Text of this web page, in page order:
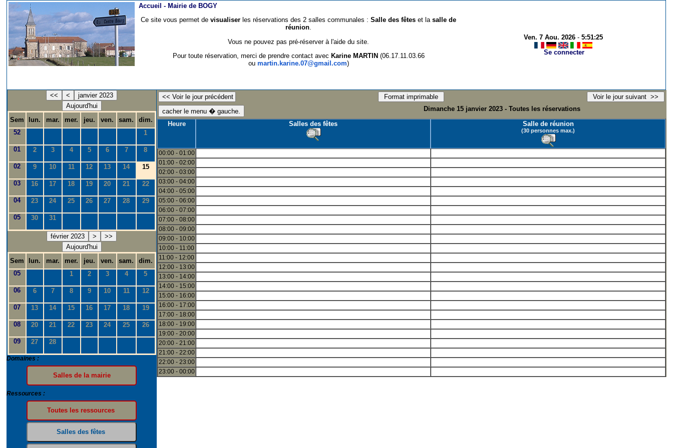
Accueil - Mairie de BOGY
Ce site vous permet devisualiser les réservations des 2 salles communales :Salle des fêtes et lasalle de
réunion.
Vous ne pouvez pas pré-réserver à l'aide du site.
Pour toute réservation, merci de prendre contact avec Karine MARTIN (06.17.11.03.66
ou martin.karine.07@gmail.com)
Ven. 7 Aou. 2026- 5:51:25
Se connecter
<< <
janvier 2023
Aujourd'hui
Sem
lun. mar. mer. jeu. ven. sam.
dim.
52
1
01 2 3 4 5 6 7 8
02 9 10 11 12 13 14 15
03 16 17 18 19 20 21 22
04 23 24 25 26 27 28 29
05 30 31
février 2023 >
>>
Aujourd'hui
Sem
lun. mar. mer. jeu. ven. sam.
dim.
05
1 2 3 4 5
06 6 7 8 9 10 11 12
07 13 14 15 16 17 18 19
08 20 21 22 23 24 25 26
09 27 28
Domaines :
Ressources :
Dimanche 15 janvier 2023 - Toutes les réservations
Heure
Salles des fêtes Salle de réunion
(30 personnes max.)
00:00 - 01:00
01:00 - 02:00
02:00 - 03:00
03:00 - 04:00
04:00 - 05:00
05:00 - 06:00
06:00 - 07:00
07:00 - 08:00
08:00 - 09:00
09:00 - 10:00
10:00 - 11:00
11:00 - 12:00
12:00 - 13:00
13:00 - 14:00
14:00 - 15:00
15:00 - 16:00
16:00 - 17:00
17:00 - 18:00
18:00 - 19:00
19:00 - 20:00
20:00 - 21:00
21:00 - 22:00
22:00 - 23:00
23:00 - 00:00